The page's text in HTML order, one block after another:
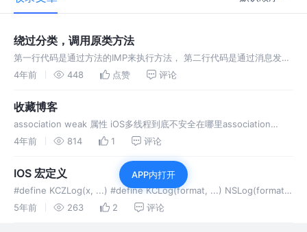
绕过分类，调用原类方法
第一行代码是通过方法的IMP来执行方法， 第二行代码是通过消息发送
的形式objc_msgSend的方法去执行方法
4年前 448 点赞 评论
收藏博客
association weak 属性 iOS多线程到底不安全在哪里association
weak 属性 iOS多线程到底不安全在哪里
4年前 814 1 评论
IOS 宏定义
#define KCZLog(x, ...) #define KCLog(format, ...) NSLog(format,
##VA_ARGS) #define KC(instance, prot
5年前 263 2 评论
APP内打开